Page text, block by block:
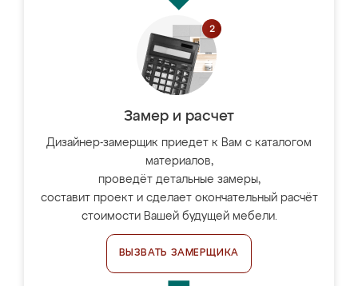
Замер и расчет
Дизайнер-замерщик приедет к Вам с каталогом
материалов,
проведёт детальные замеры,
составит проект и сделает окончательный расчёт
стоимости Вашей будущей мебели.
ВЫЗВАТЬ ЗАМЕРЩИКА